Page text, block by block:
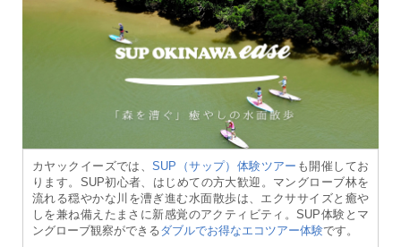
カヤックイーズでは、SUP（サップ）体験ツアー も開催してお
ります。SUP初心者、はじめての方大歓迎。マングローブ林を
流れる穏やかな川を漕ぎ進む水面散歩は、エクササイズと癒や
しを兼ね備えたまさに新感覚のアクティビティ。SUP体験とマ
ングローブ観察ができるダブルでお得なエコツアー体験です。